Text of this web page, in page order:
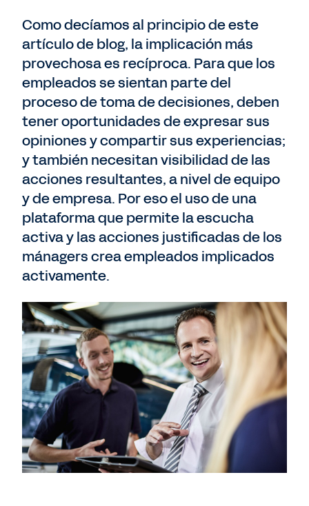
Como decíamos al principio de este
artículo de blog, la implicación más
provechosa es recíproca. Para que los
empleados se sientan parte del
proceso de toma de decisiones, deben
tener oportunidades de expresar sus
opiniones y compartir sus experiencias;
y también necesitan visibilidad de las
acciones resultantes, a nivel de equipo
y de empresa. Por eso el uso de una
plataforma que permite la escucha
activa y las acciones justificadas de los
mánagers crea empleados implicados
activamente.